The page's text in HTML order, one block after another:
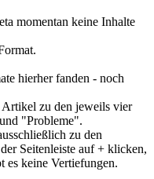
momentan keine Inhalte
hierher fanden - noch
Artikel zu den jeweils vier
"Probleme".
zu den
Seitenleiste auf + klicken,
es keine Vertiefungen.